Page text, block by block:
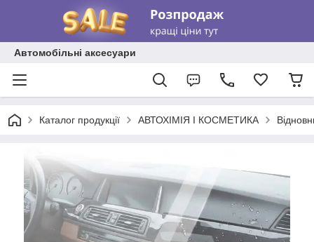
Автомобільні аксесуари
Каталог продукції АВТОХІМІЯ І КОСМЕТИКА